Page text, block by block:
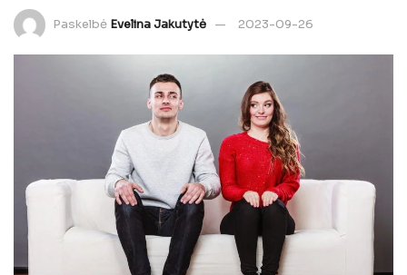
Paskelbė Evelina Jakutytė 2023-09-26